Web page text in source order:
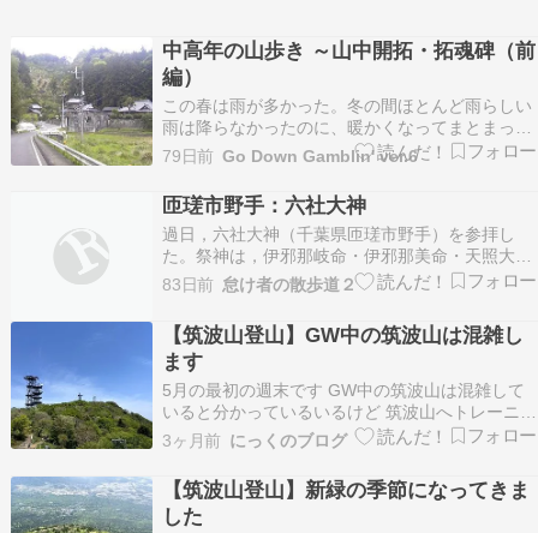
中高年の山歩き ～山中開拓・拓魂碑（前
編）
この春は雨が多かった。冬の間ほとんど雨らしい
雨は降らなかったのに、暖かくなってまとまった
雨が何回か降った。 雨が降ると山に行くのは延ば
そうという気になる。道が水浸しなのも嫌だし、
雨上がりは虫が多い。そうしているうちに、ゴー
ルデンウィークになった。この時期は混むので、
できれば動きた…
79日前 Go Down Gamblin' ver.6
匝瑳市野手：六社大神
過日，六社大神（千葉県匝瑳市野手）を参拝し
た。祭神は，伊邪那岐命・伊邪那美命・天照大
神・月読命・素戔嗚男命・蛭子命。六社大神に関
しては，千葉縣匝瑳郡教育會編『千葉縣匝瑳郡
誌』（大正10年・復刻版昭和51年）の40頁，240
～241頁に詳細な解説がある。六社大神は，和銅4
年（71…
83日前 怠け者の散歩道２
【筑波山登山】GW中の筑波山は混雑し
ます
5月の最初の週末です GW中の筑波山は混雑して
いると分かっているいるけど 筑波山へトレーニン
グしてきました 3日前 今回は麓から ちょっと暑
いな 今回は御幸ヶ原コース 中間点 御幸ヶ原 男
体山 展望台 御幸ヶ原 コマ展望台 登頂ならず 下
山します 下山しました 駐車場に戻…
3ヶ月前 にっくのブログ
【筑波山登山】新緑の季節になってきま
した